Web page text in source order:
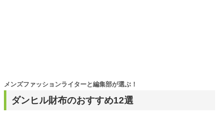
ダンヒル財布のおすすめ12選
メンズファッションライターと編集部が選ぶ！